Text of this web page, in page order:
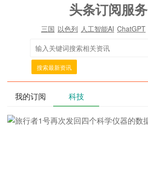
头条订阅服务
三国 以色列 人工智能AI ChatGPT
搜索最新资讯
我的订阅 科技